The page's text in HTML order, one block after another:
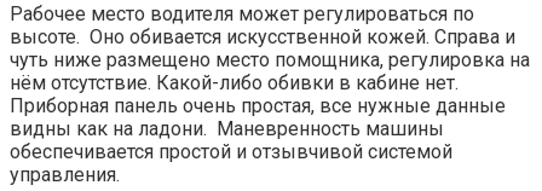
Рабочее место водителя может регулироваться по
высоте. Оно обивается искусственной кожей. Справа и
чуть ниже размещено место помощника, регулировка на
нём отсутствие. Какой-либо обивки в кабине нет.
Приборная панель очень простая, все нужные данные
видны как на ладони. Маневренность машины
обеспечивается простой и отзывчивой системой
управления.